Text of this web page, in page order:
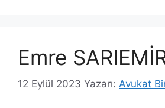
Emre
12 Eylül 2023 Yazarı: Avukat